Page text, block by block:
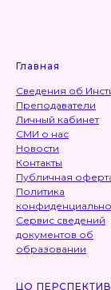
Главная
Сведения об
Преподаватели
Личный кабинет
СМИ о нас
Новости
Контакты
Публичная
Политика
Сервис сведений
документов об
образовании
ЦО